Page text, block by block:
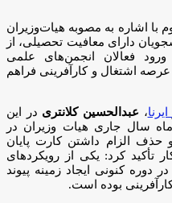
با اشاره به مصوبه هیات‌وزیران
دارای معافیت تحصیلی، از
فعالان انجمن‌های علمی
اشتغال و کارآفرینی فراهم
ایرنا، عبدالحسین کلانتری در این
سال جاری هیات وزیران در
الزام داشتن کارت پایان
کرد: یکی از رویکردهای
کنونی ایجاد زمینه پیوند
بوده است.